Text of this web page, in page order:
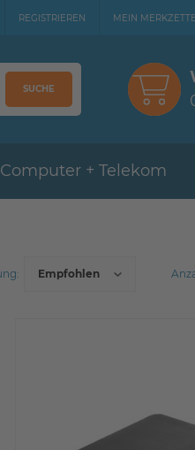
REGISTRIEREN MEIN
SUCHE
Computer + Telekom